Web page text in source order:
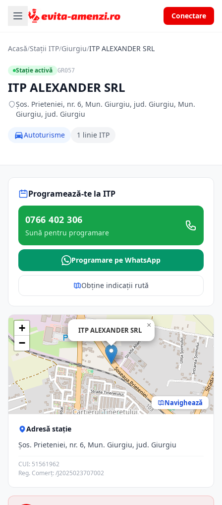
Conectare
Acasă/Stații ITP/Giurgiu/ITP ALEXANDER SRL
Stație activă GR057
ITP ALEXANDER SRL
Şos. Prieteniei, nr. 6, Mun. Giurgiu, jud. Giurgiu, Mun.
Giurgiu, jud. Giurgiu
Autoturisme 1 linie ITP
Programează-te la ITP
0766 402 306
Sună pentru programare
Programare pe WhatsApp
Obține indicații rută
ITP ALEXANDER SRL
×
+
−
Navighează
Adresă stație
Şos. Prieteniei, nr. 6, Mun. Giurgiu, jud. Giurgiu
CUI: 51561962
Reg. Comerț: /J2025023707002